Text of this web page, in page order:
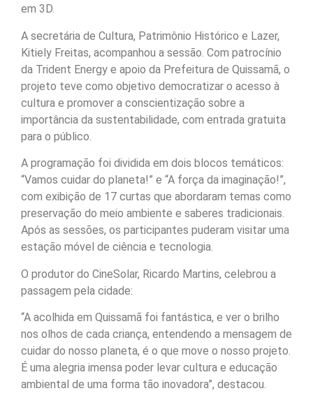
em 3D.
A secretária de Cultura, Patrimônio Histórico e Lazer,
Kitiely Freitas, acompanhou a sessão. Com patrocínio
da Trident Energy e apoio da Prefeitura de Quissamã, o
projeto teve como objetivo democratizar o acesso à
cultura e promover a conscientização sobre a
importância da sustentabilidade, com entrada gratuita
para o público.
A programação foi dividida em dois blocos temáticos:
“Vamos cuidar do planeta!” e “A força da imaginação!”,
com exibição de 17 curtas que abordaram temas como
preservação do meio ambiente e saberes tradicionais.
Após as sessões, os participantes puderam visitar uma
estação móvel de ciência e tecnologia.
O produtor do CineSolar, Ricardo Martins, celebrou a
passagem pela cidade:
“A acolhida em Quissamã foi fantástica, e ver o brilho
nos olhos de cada criança, entendendo a mensagem de
cuidar do nosso planeta, é o que move o nosso projeto.
É uma alegria imensa poder levar cultura e educação
ambiental de uma forma tão inovadora”, destacou.